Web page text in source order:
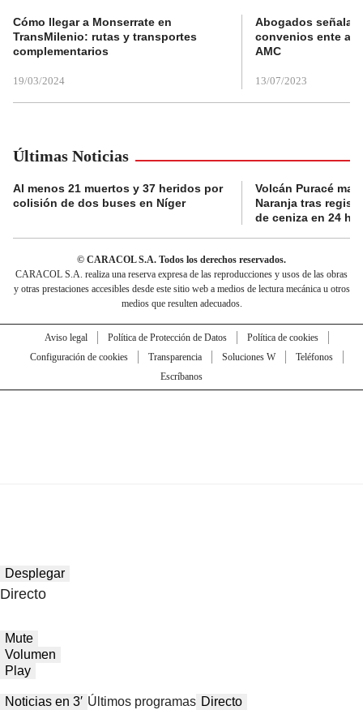
Cómo llegar a Monserrate en
TransMilenio: rutas y transportes
complementarios
19/03/2024
Abogados
convenios ente
AMC
13/07/2023
Últimas Noticias
Al menos 21 muertos y 37 heridos por
colisión de dos buses en Níger
Volcán Puracé
Naranja tras
de ceniza en 24
© CARACOL S.A. Todos los derechos reservados.
CARACOL S.A. realiza una reserva expresa de las reproducciones y usos de las obras
y otras prestaciones accesibles desde este sitio web a medios de lectura mecánica u otros
medios que resulten adecuados.
Aviso legal Política de Protección de Datos
Política de cookies
Configuración de cookies
Transparencia Soluciones W
Teléfonos
Escríbanos
Desplegar
Directo
Mute
Volumen
Play
Noticias en 3′ Últimos programas Directo